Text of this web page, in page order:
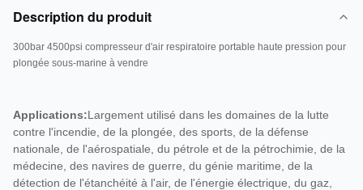
Description du produit
300bar 4500psi compresseur d'air respiratoire portable haute pression pour
plongée sous-marine à vendre
Applications:Largement utilisé dans les domaines de la lutte
contre l'incendie, de la plongée, des sports, de la défense
nationale, de l'aérospatiale, du pétrole et de la pétrochimie, de la
médecine, des navires de guerre, du génie maritime, de la
détection de l'étanchéité à l'air, de l'énergie électrique, du gaz,